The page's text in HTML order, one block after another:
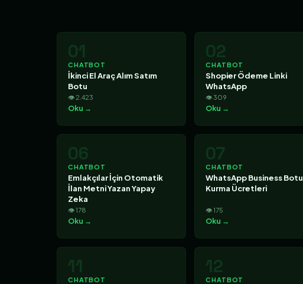
01
CHATBOT
İkinci El Araç Alım Satım
Botu
👁 2.423
Oku →
02
CHATBOT
Shopier Ödeme Linki
WhatsApp
👁 309
Oku →
06
CHATBOT
Emlakçılar İçin Otomatik
İlan Metni Yazan Yapay
Zeka
👁 178
Oku →
07
CHATBOT
WhatsApp Business Botu
Kurma Ücretleri
👁 175
Oku →
11
CHATBOT
12
CHATBOT